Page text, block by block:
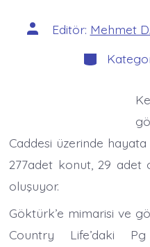
Yazının
yazarı
Editör: Mehmet
Kategoriler
Caddesi üzerinde
277adet konut, 29 adet
oluşuyor.
Göktürk’e mimarisi ve
Country Life’daki